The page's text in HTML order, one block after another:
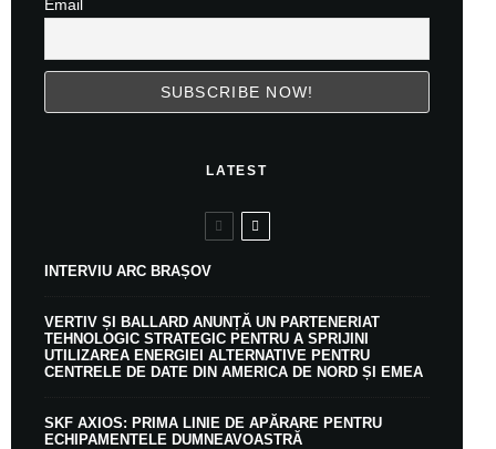
Email
LATEST
INTERVIU ARC BRAȘOV
VERTIV ȘI BALLARD ANUNȚĂ UN PARTENERIAT
TEHNOLOGIC STRATEGIC PENTRU A SPRIJINI
UTILIZAREA ENERGIEI ALTERNATIVE PENTRU
CENTRELE DE DATE DIN AMERICA DE NORD ȘI EMEA
SKF AXIOS: PRIMA LINIE DE APĂRARE PENTRU
ECHIPAMENTELE DUMNEAVOASTRĂ